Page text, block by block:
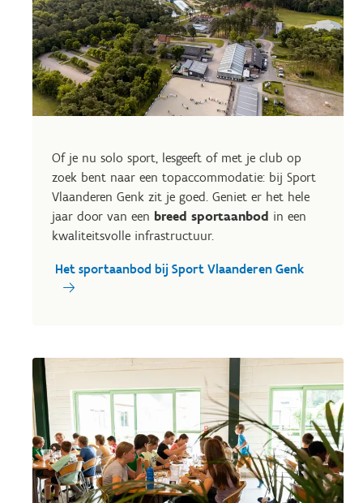
Of je nu solo sport, lesgeeft of met je club op
zoek bent naar een topaccommodatie: bij Sport
Vlaanderen Genk zit je goed. Geniet er het hele
jaar door van een breed sportaanbod in een
kwaliteitsvolle infrastructuur.
Het sportaanbod bij Sport Vlaanderen Genk